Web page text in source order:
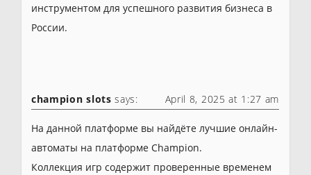
инструментом для успешного развития бизнеса в
России.
champion slots says: April 8, 2025 at 1:27 am
На данной платформе вы найдёте лучшие онлайн-
автоматы на платформе Champion.
Коллекция игр содержит проверенные временем